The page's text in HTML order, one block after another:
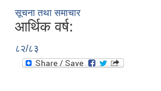
सूचना तथा समाचार
आर्थिक वर्ष:
८२/८३